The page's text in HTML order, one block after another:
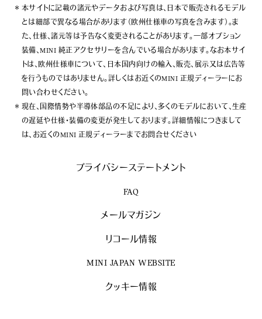
本サイトに記載の諸元やデータおよび写真は、日本で販売されるモデル
とは細部で異なる場合があります（欧州仕様車の写真を含みます）。ま
た、仕様、諸元等は予告なく変更されることがあります。一部オプション
装備、MINI 純正アクセサリーを含んでいる場合があります。なお本サイ
トは、欧州仕様車について、日本国内向けの輸入、販売、展示又は広告等
を行うものではありません。詳しくはお近くのMINI 正規ディーラーにお
問い合わせください。
現在、国際情勢や半導体部品の不足により、多くのモデルにおいて、生産
の遅延や仕様・装備の変更が発生しております。詳細情報につきまして
は、お近くのMINI 正規ディーラーまでお問合せください
プライバシーステートメント
FAQ
メールマガジン
リコール情報
MINI JAPAN WEBSITE
クッキー情報